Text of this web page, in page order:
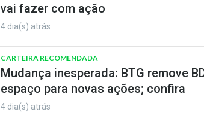
vai fazer com ação
4 dia(s) atrás
CARTEIRA RECOMENDADA
Mudança inesperada: BTG remove
espaço para novas ações; confira
4 dia(s) atrás